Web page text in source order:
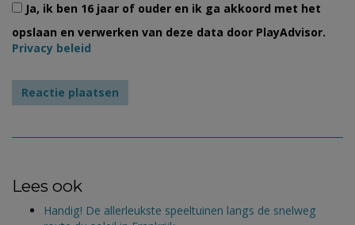
Ja, ik ben 16 jaar of ouder en ik ga akkoord met het
opslaan en verwerken van deze data door PlayAdvisor.
Privacy beleid
Lees ook
Handig! De allerleukste speeltuinen langs de snelweg